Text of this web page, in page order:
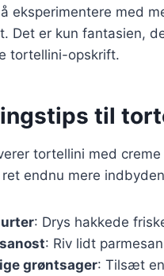
eksperimentere med
Det er kun fantasien,
tortellini-opskrift.
til
tortellini med
endnu mere
: Drys hakkede
: Riv lidt
grøntsager: Tilsæt